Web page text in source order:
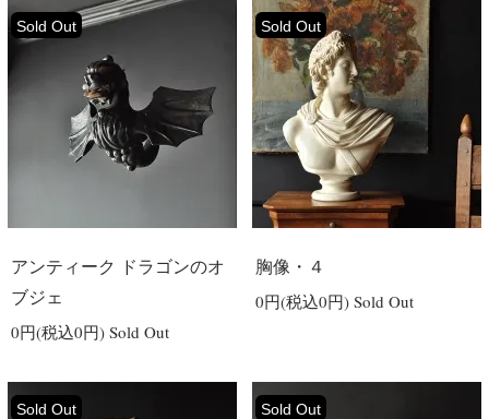
Sold Out
アンティーク ドラゴンのオ
ブジェ
0円(税込0円) Sold Out
Sold Out
胸像・４
0円(税込0円) Sold Out
Sold Out Sold Out